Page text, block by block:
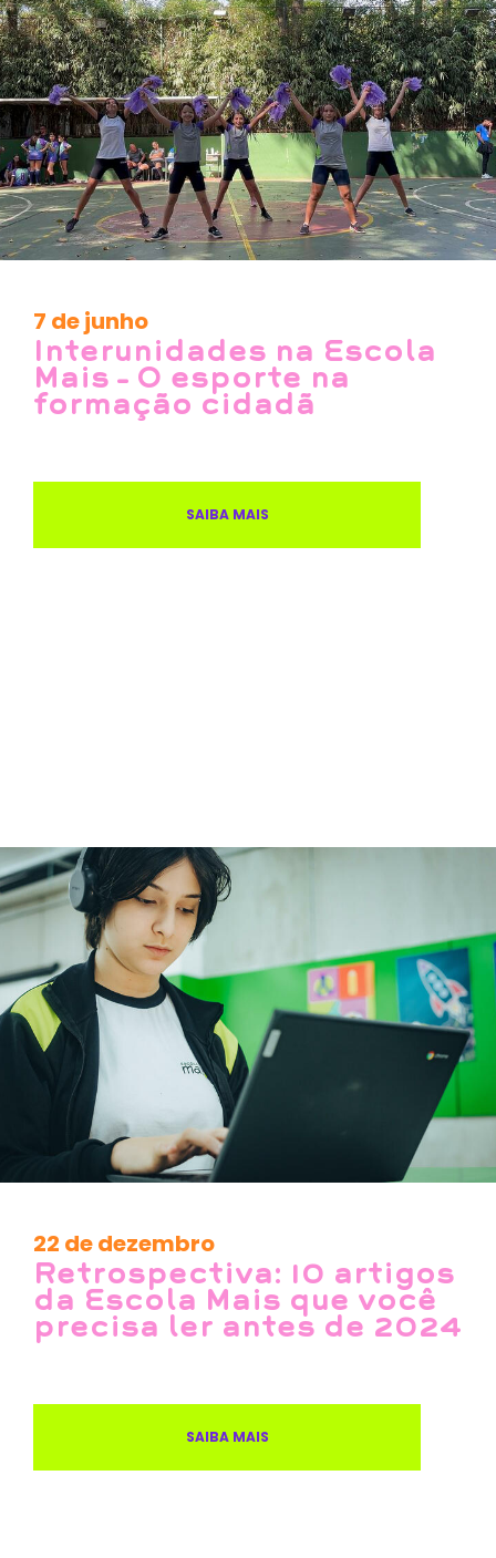
7 de junho
Interunidades na Escola
Mais – O esporte na
formação cidadã
SAIBA MAIS
22 de dezembro
Retrospectiva: 10 artigos
da Escola Mais que você
precisa ler antes de 2024
SAIBA MAIS